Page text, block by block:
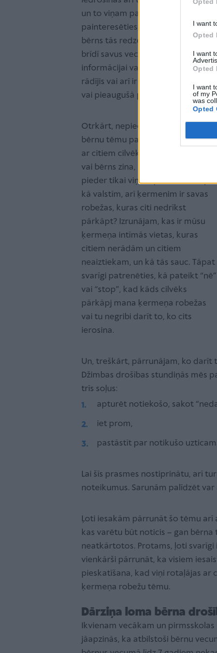
I want
Opted
I want
Opted
I want
of my
was
Opted
un to viņam pateikt, jo šādas
painteresēties, no kurienes bērns
bērns tās redzējis, piemēram,
brīdī savus vecākus, pieaugušo
informācijai vai skatiem
rādījis vai arī ir aizdomas par
vai pieaugušā puses, tad būtu
Otrkārt, nepieciešams pārrunāt ar
bērnu tēmu par drošību attiecībās
ar citiem cilvēkiem. Varam izrunāt,
vai bērns zina, ka viņa ķermenis
pieder tikai viņam pašam un, tāpat
kā valstīm, arī ķermenim ir savas
robežas, kuras citi nedrīkst
pārkāpt? Izrunājam, kas ir mūsu
ķermeņa intīmās vietas, kuras
citiem nerādām un citiem
neaiztiekam, un kā tās sauc. Tāpat
svarīgi patrenēties, kā pateikt “nē”
vai “stop”, kad kāds cilvēks
pārkāpj mana ķermeņa robežas
vai tu negribi darīt to, ko cits
ierosina.
Un, treškārt, pārrunājam, ko darīt
Džimbas drošības stundiņās mēs
trīs soļus:
apturēt notiekošo, sakot
iet prom,
pastāstīt par notikušo
Lai šīs prasmes nostiprinātu, arī
noteikumus. Sarunām palīdzēt
Ļoti iesakām pārrunāt šo tēmu
kas varētu būt noticis – gan
neatkārtotos. Protams, ļoti svarīgi
vienkārši pārrunāt, ka visiem
pieskatīšana, kad viņi rotaļājas ar
ķermeņa robežu tēmu.
Dārziņa loma bērna
Ikvienam vecākam un
jāapzinās, ka atbilstoši bērnu